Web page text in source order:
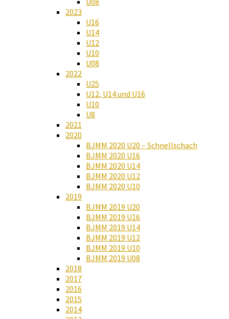
2023
U16
U14
U12
U10
U08
2022
U25
U12, U14 und U16
U10
U8
2021
2020
BJMM 2020 U20 – Schnellschach
BJMM 2020 U16
BJMM 2020 U14
BJMM 2020 U12
BJMM 2020 U10
2019
BJMM 2019 U20
BJMM 2019 U16
BJMM 2019 U14
BJMM 2019 U12
BJMM 2019 U10
BJMM 2019 U08
2018
2017
2016
2015
2014